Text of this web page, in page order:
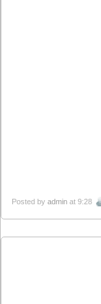
Posted by admin at 9:28